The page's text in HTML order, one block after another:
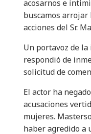
acosarnos e
buscamos arrojar
acciones del Sr.
Un portavoz de la
respondió de
solicitud de
El actor ha
acusaciones
mujeres.
haber agredido a